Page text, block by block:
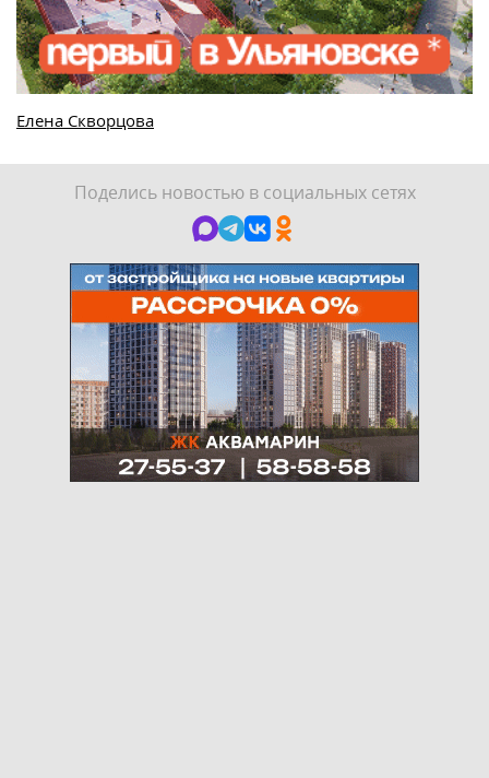
Елена Скворцова
Поделись новостью в социальных сетях